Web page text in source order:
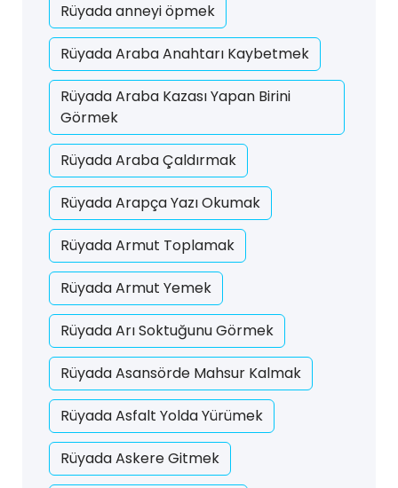
Rüyada anneyi öpmek
Rüyada Araba Anahtarı Kaybetmek
Rüyada Araba Kazası Yapan Birini
Görmek
Rüyada Araba Çaldırmak
Rüyada Arapça Yazı Okumak
Rüyada Armut Toplamak
Rüyada Armut Yemek
Rüyada Arı Soktuğunu Görmek
Rüyada Asansörde Mahsur Kalmak
Rüyada Asfalt Yolda Yürümek
Rüyada Askere Gitmek